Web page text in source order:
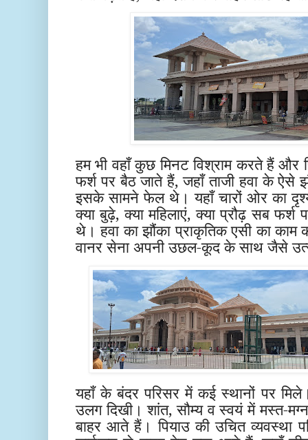
हम भी वहाँ कुछ मिनट विश्राम करते हैं
फर्श पर बैठ जाते हैं, जहाँ ताजी हवा के
इसके सामने फेल थे। यहाँ चारों ओर का
क्या बुढ़े, क्या महिलाएं, क्या प्रौढ़ सब
थे। हवा का झौंका प्राकृतिक एसी का
वानर सेना अपनी उछल-कूद के साथ जैसे
यहाँ के बंदर परिसर में कई स्थानों पर
उलग दिखी। शांत, सौम्य व स्वयं में मस्त-
बाहर आते हैं। पियाउ की उचित व्यवस्था